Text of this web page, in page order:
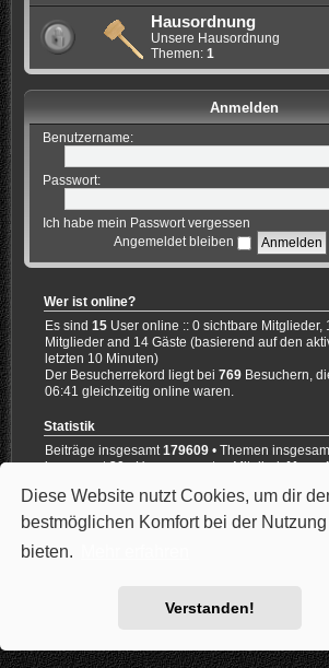
Diese Website nutzt Cookies, um dir
bestmöglichen Komfort bei der Nutzung
bieten.
Verstanden!
Hausordnung
Unsere Hausordnung
Themen: 1
Anmelden
Benutzername:
Passwort:
Ich habe mein Passwort vergessen
Angemeldet bleiben
Wer ist online?
Es sind15 User online :: 0 sichtbare Mitglieder,
Mitglieder and 14 Gäste (basierend auf den
letzten 10 Minuten)
Der Besucherrekord liegt bei769 Besuchern,
06:41 gleichzeitig online waren.
Statistik
Beiträge insgesamt179609 • Themen
insgesamt30• Unser neuestes Mitglied:
Foren-Übersicht Alle
Style: Carbon by Joyce&Luna